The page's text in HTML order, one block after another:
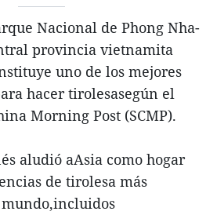
Nacional de Phong Nha-
provincia vietnamita
uno de los mejores
hacer tirolesasegún el
Morning Post (SCMP).
aludió aAsia como hogar
de tirolesa más